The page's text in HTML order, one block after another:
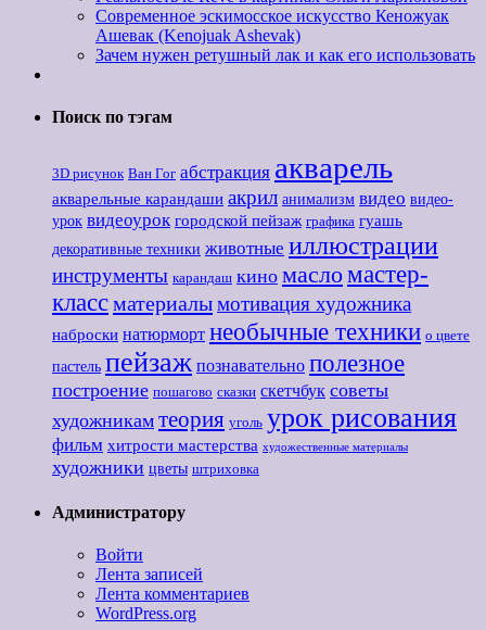
Современное эскимосское искусство Кеножуак
Ашевак (Kenojuak Ashevak)
Зачем нужен ретушный лак и как его использовать
Поиск по тэгам
3D рисунок Ван Гог абстракция акварель
акварельные карандаши акрил анимализм видео видео-
урок видеоурок городской пейзаж графика гуашь
декоративные техники животные иллюстрации
инструменты карандаш кино масломастер-
классматериалымотивация художника
наброски натюрморт необычные техники о цвете
пастель пейзаж познавательно полезное
построение пошагово сказки скетчбук советы
художникам теория уголь урок рисования
фильм хитрости мастерства художественные материалы
художники цветы штриховка
Администратору
Войти
Лента записей
Лента комментариев
WordPress.org